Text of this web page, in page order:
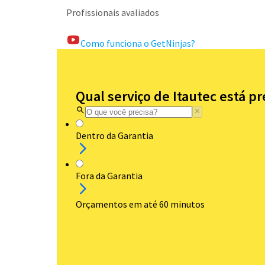
Profissionais avaliados
Como funciona o GetNinjas?
Qual serviço de Itautec está
Dentro da Garantia
Fora da Garantia
Orçamentos em até 60 minutos